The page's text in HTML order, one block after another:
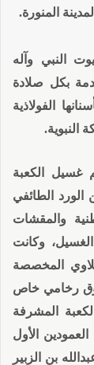
النبي وآله
بكل صلادة
الفولاذية
النبوية.
غسيل الكعبة
الطائفي
والمقشات
وكانت
المخصصة
رخامي خاص
المشرفة
الأول
بن الزبير